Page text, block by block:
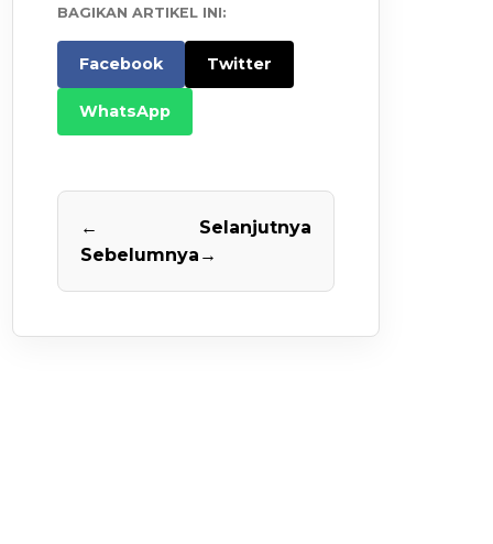
BAGIKAN ARTIKEL INI:
Facebook Twitter
WhatsApp
←
Sebelumnya
Selanjutnya
→